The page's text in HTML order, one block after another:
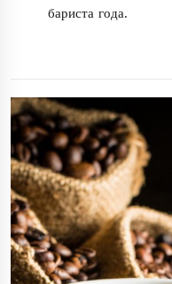
бариста года.